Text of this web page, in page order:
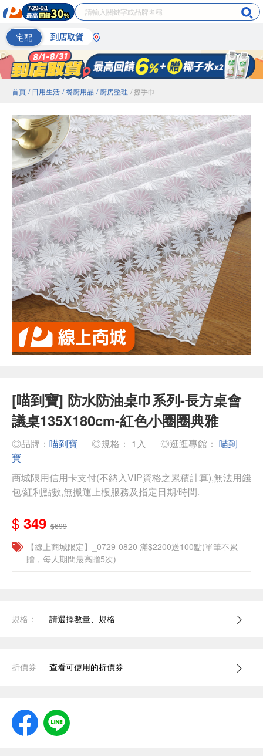
宅配 到店取貨
首頁 / 日用生活 / 餐廚用品 / 廚房整理 / 擦手巾
[喵到寶] 防水防油桌巾系列-長方桌會
議桌135X180cm-紅色小圈圈典雅
◎品牌： 喵到寶 ◎規格： 1入 ◎逛逛專館： 喵到
寶
商城限用信用卡支付(不納入VIP資格之累積計算),無法用錢
包/紅利點數,無搬運上樓服務及指定日期/時間.
$ 349 $699
【線上商城限定】_0729-0820 滿$2200送100點(單筆不累
贈，每人期間最高贈5次)
規格： 請選擇數量、規格
折價券 查看可使用的折價券